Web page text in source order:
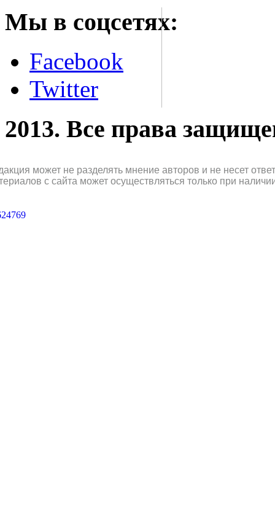
Мы в соцсетях:
Facebook
Twitter
2013. Все права
может не разделять мнение авторов и не несет
с сайта может осуществляться только при